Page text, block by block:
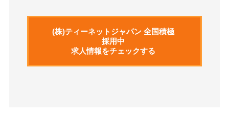
(株)ティーネットジャパン 全国積極
採用中
求人情報をチェックする